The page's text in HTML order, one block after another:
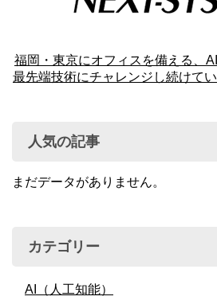
福岡・東京にオフィスを備える、
最先端技術にチャレンジし続けて
人気の記事
まだデータがありません。
カテゴリー
AI（人工知能）